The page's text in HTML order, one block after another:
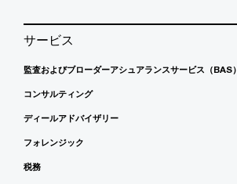
サービス
監査およびブローダーアシュアランスサービス（BAS）
コンサルティング
ディールアドバイザリー
フォレンジック
税務